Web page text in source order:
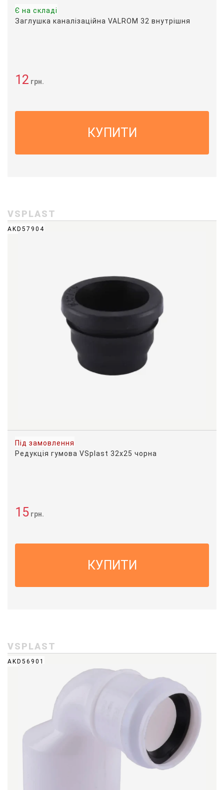
Є на складі
Заглушка каналізаційна VALROM 32 внутрішня
12 грн.
КУПИТИ
VSPLAST
AKD57904
Під замовлення
Редукція гумова VSplast 32х25 чорна
15 грн.
КУПИТИ
VSPLAST
AKD56901